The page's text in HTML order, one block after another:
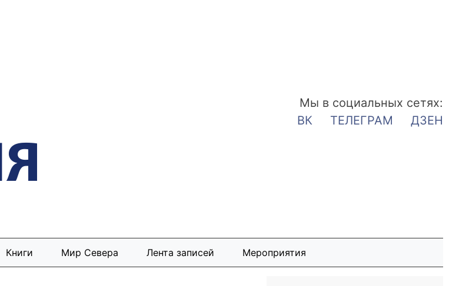
Мы в социальных сетях:
ВК
ТЕЛЕГРАМ ДЗЕН
Книги Мир Севера Лента записей Мероприятия